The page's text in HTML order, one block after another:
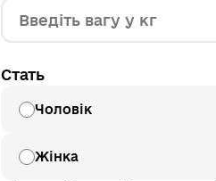
Стать
Чоловік
Жінка